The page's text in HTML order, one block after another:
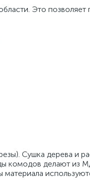
Это
Сушка дерева и
комодов делают из